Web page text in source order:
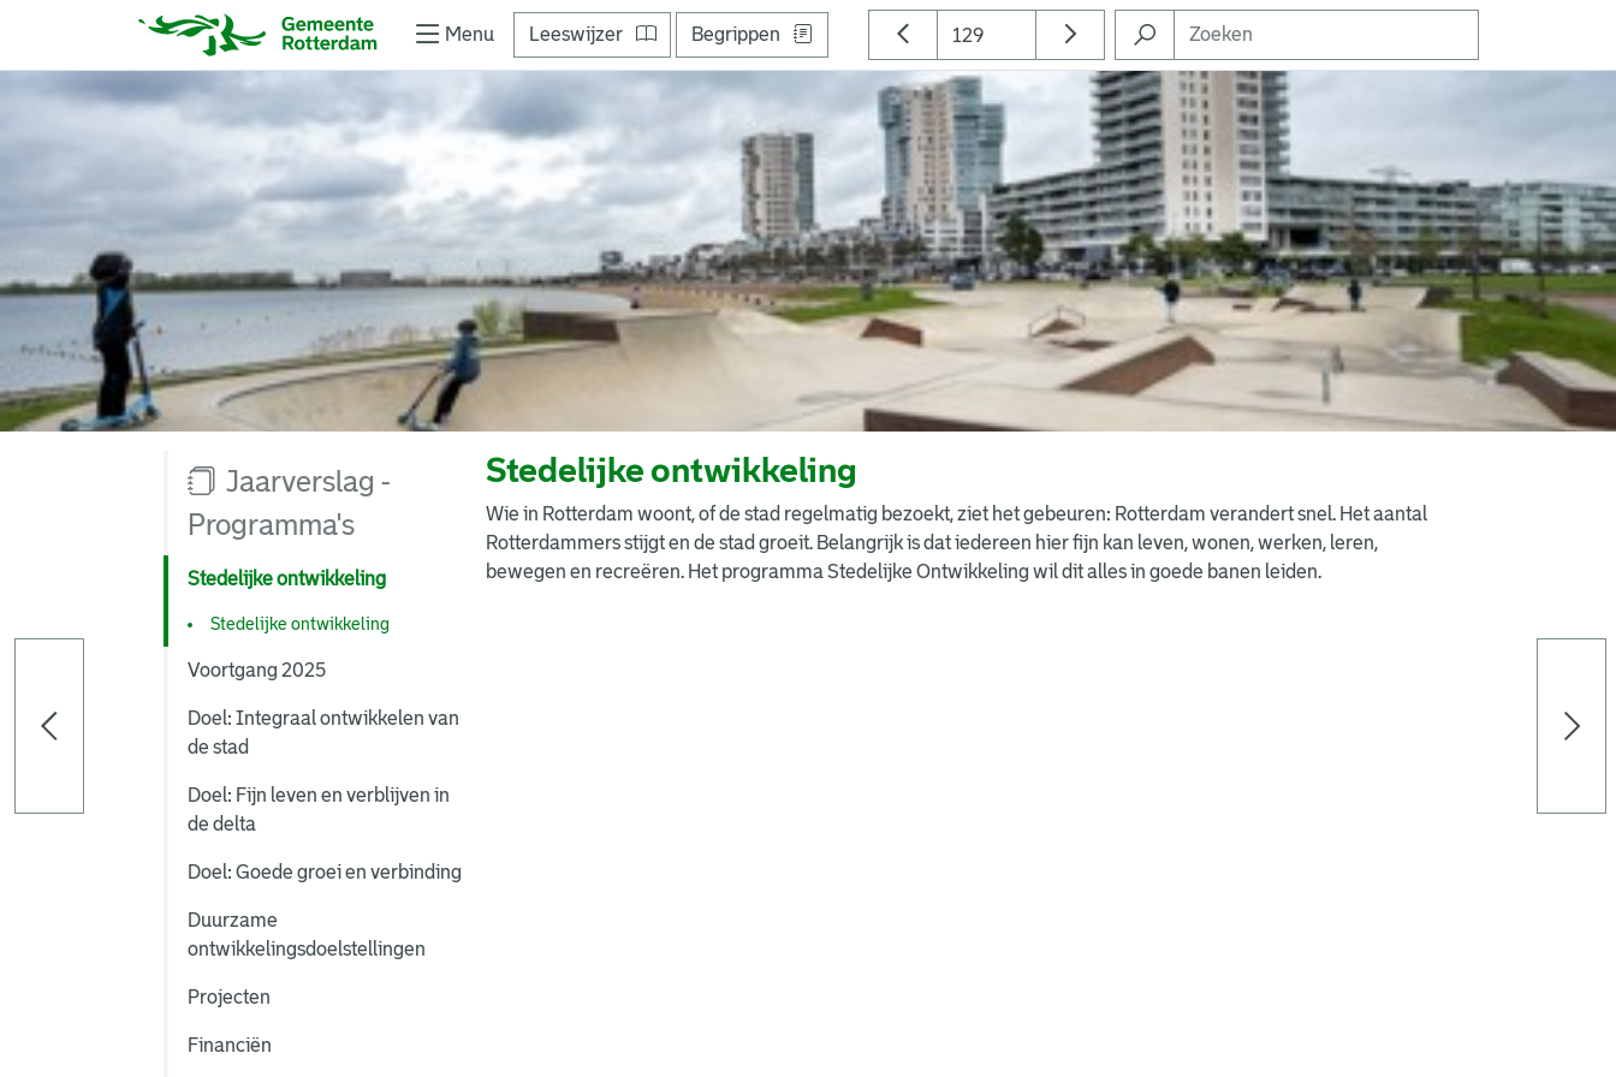
Menu Leeswijzer Begrippen
Jaarverslag -
Programma's
Stedelijke ontwikkeling
Stedelijke ontwikkeling
Voortgang 2025
Doel: Integraal ontwikkelen van
de stad
Doel: Fijn leven en verblijven in
de delta
Doel: Goede groei en verbinding
Duurzame
ontwikkelingsdoelstellingen
Projecten
Financiën
Stedelijke ontwikkeling
Wie in Rotterdam woont, of de stad regelmatig bezoekt, ziet het gebeuren: Rotterdam verandert snel. Het aantal
Rotterdammers stijgt en de stad groeit. Belangrijk is dat iedereen hier fijn kan leven, wonen, werken, leren,
bewegen en recreëren. Het programma Stedelijke Ontwikkeling wil dit alles in goede banen leiden.